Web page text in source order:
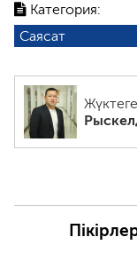
Категория:
Саясат